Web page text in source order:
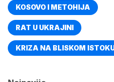
KOSOVO I METOHIJA
RAT U UKRAJINI
KRIZA NA BLISKOM
TOP
Naslovna Srbija
Još